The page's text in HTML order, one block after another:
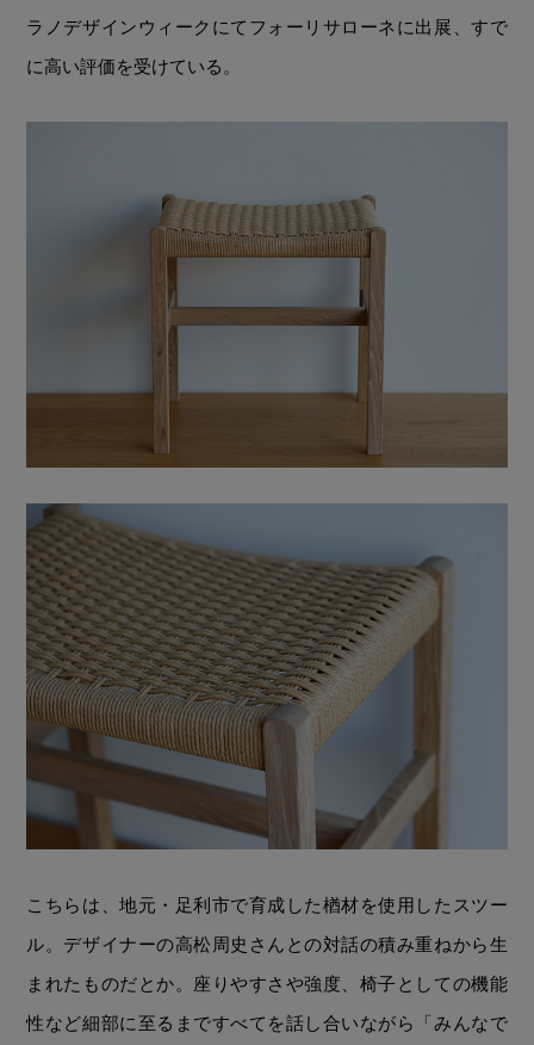
ラノデザインウィークにてフォーリサローネに出展、すで
に高い評価を受けている。
こちらは、地元・足利市で育成した楢材を使用したスツー
ル。デザイナーの高松周史さんとの対話の積み重ねから生
まれたものだとか。座りやすさや強度、椅子としての機能
性など細部に至るまですべてを話し合いながら「みんなで